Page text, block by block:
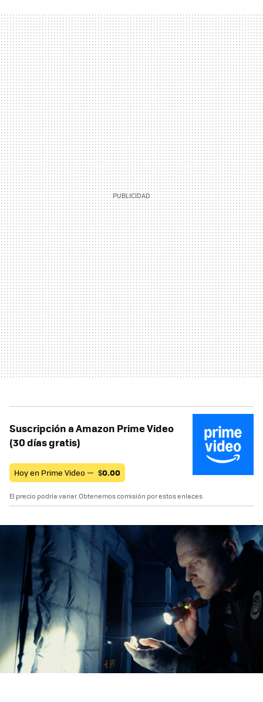
Suscripción a Amazon Prime Video
(30 días gratis)
Hoy en Prime Video — $0.00
El precio podría variar. Obtenemos comisión por estos enlaces